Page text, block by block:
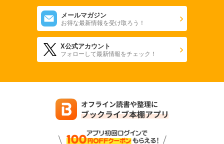
メールマガジン
お得な最新情報を受け取ろう！
X公式アカウント
フォローして最新情報をチェック！